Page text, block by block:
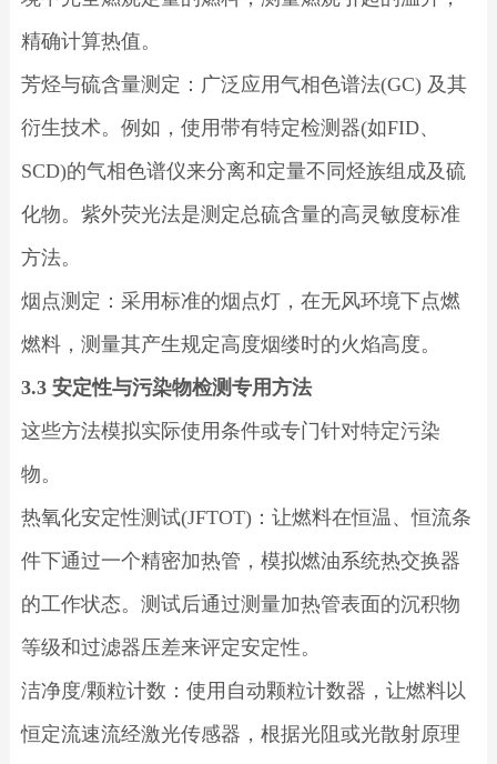
精确计算热值。
芳烃与硫含量测定：广泛应用气相色谱法(GC) 及其
衍生技术。例如，使用带有特定检测器(如FID、
SCD)的气相色谱仪来分离和定量不同烃族组成及硫
化物。紫外荧光法是测定总硫含量的高灵敏度标准
方法。
烟点测定：采用标准的烟点灯，在无风环境下点燃
燃料，测量其产生规定高度烟缕时的火焰高度。
3.3 安定性与污染物检测专用方法
这些方法模拟实际使用条件或专门针对特定污染
物。
热氧化安定性测试(JFTOT)：让燃料在恒温、恒流条
件下通过一个精密加热管，模拟燃油系统热交换器
的工作状态。测试后通过测量加热管表面的沉积物
等级和过滤器压差来评定安定性。
洁净度/颗粒计数：使用自动颗粒计数器，让燃料以
恒定流速流经激光传感器，根据光阻或光散射原理